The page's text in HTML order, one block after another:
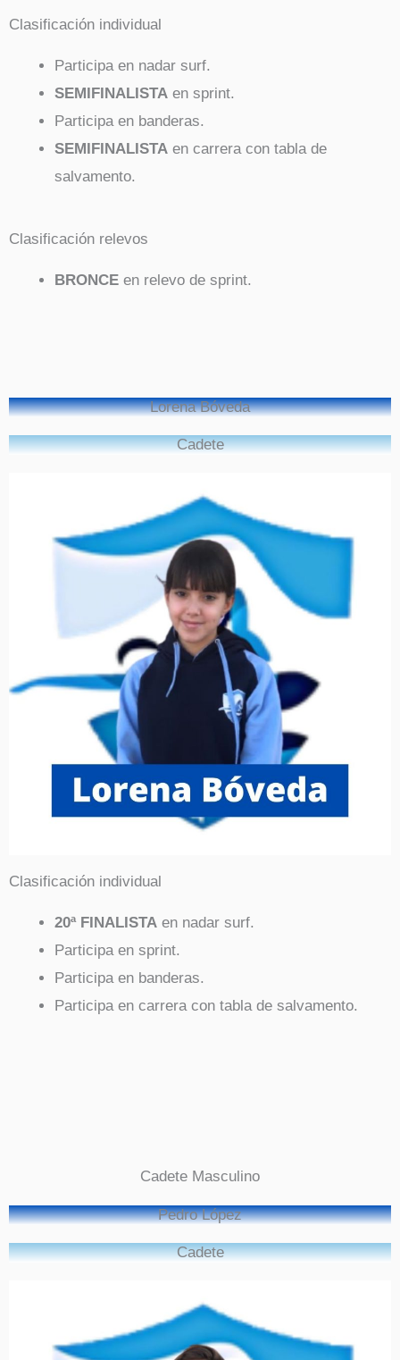
Clasificación individual
Participa en nadar surf.
SEMIFINALISTA en sprint.
Participa en banderas.
SEMIFINALISTA en carrera con tabla de
salvamento.
Clasificación relevos
BRONCE en relevo de sprint.
Lorena Bóveda
Cadete
Clasificación individual
20ª FINALISTA en nadar surf.
Participa en sprint.
Participa en banderas.
Participa en carrera con tabla de salvamento.
Cadete Masculino
Pedro López
Cadete